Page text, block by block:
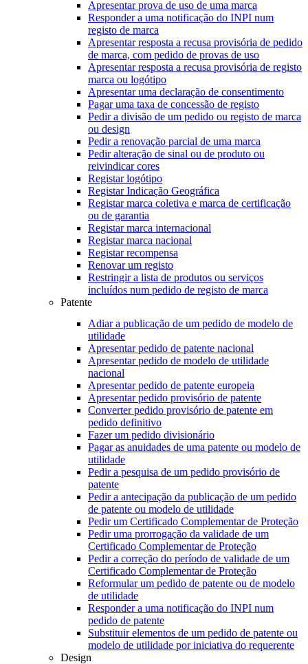
Apresentar prova de uso de uma marca
Responder a uma notificação do INPI num
registo de marca
Apresentar resposta a recusa provisória de pedido
de marca, com pedido de provas de uso
Apresentar resposta a recusa provisória de registo
marca ou logótipo
Apresentar uma declaração de consentimento
Pagar uma taxa de concessão de registo
Pedir a divisão de um pedido ou registo de marca
ou design
Pedir a renovação parcial de uma marca
Pedir alteração de sinal ou de produto ou
reivindicar cores
Registar logótipo
Registar Indicação Geográfica
Registar marca coletiva e marca de certificação
ou de garantia
Registar marca internacional
Registar marca nacional
Registar recompensa
Renovar um registo
Restringir a lista de produtos ou serviços
incluídos num pedido de registo de marca
Patente
Adiar a publicação de um pedido de modelo de
utilidade
Apresentar pedido de patente nacional
Apresentar pedido de modelo de utilidade
nacional
Apresentar pedido de patente europeia
Apresentar pedido provisório de patente
Converter pedido provisório de patente em
pedido definitivo
Fazer um pedido divisionário
Pagar as anuidades de uma patente ou modelo de
utilidade
Pedir a pesquisa de um pedido provisório de
patente
Pedir a antecipação da publicação de um pedido
de patente ou modelo de utilidade
Pedir um Certificado Complementar de Proteção
Pedir uma prorrogação da validade de um
Certificado Complementar de Proteção
Pedir a correção do período de validade de um
Certificado Complementar de Proteção
Reformular um pedido de patente ou de modelo
de utilidade
Responder a uma notificação do INPI num
pedido de patente
Substituir elementos de um pedido de patente ou
modelo de utilidade por iniciativa do requerente
Design